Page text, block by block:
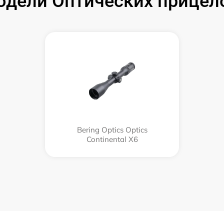
Bering Optics Optics
Continental X6